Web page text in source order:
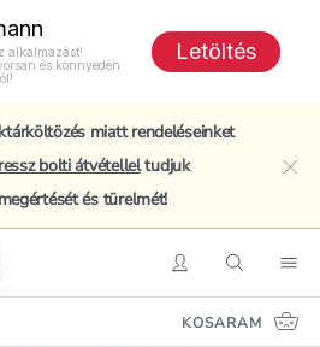
alkalmazást!
és könnyedén
Letöltés
miatt rendeléseinket
bolti átvételleltudjuk
és türelmét!
BelépésKeresés
KOSARAM